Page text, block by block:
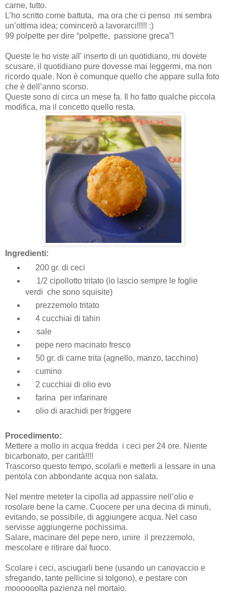
carne, tutto.
L’ho scritto come battuta, ma ora che ci penso mi sembra
un’ottima idea; comincerò a lavorarci!!!!! :)
99 polpette per dire “polpette, passione greca”!
Queste le ho viste all' inserto di un quotidiano, mi dovete
scusare, il quotidiano pure dovesse mai leggermi, ma non
ricordo quale. Non è comunque quello che appare sulla foto
che è dell’anno scorso.
Queste sono di circa un mese fa. Il ho fatto qualche piccola
modifica, ma il concetto quello resta.
Ingredienti:
200 gr. di ceci
1/2 cipollotto tritato (io lascio sempre le foglie
verdi che sono squisite)
prezzemolo tritato
4 cucchiai di tahin
sale
pepe nero macinato fresco
50 gr. di carne trita (agnello, manzo, tacchino)
cumino
2 cucchiai di olio evo
farina per infarinare
olio di arachidi per friggere
Procedimento:
Mettere a mollo in acqua fredda i ceci per 24 ore. Niente
bicarbonato, per carità!!!!
Trascorso questo tempo, scolarli e metterli a lessare in una
pentola con abbondante acqua non salata.
Nel mentre meteter la cipolla ad appassire nell’olio e
rosolare bene la carne. Cuocere per una decina di minuti,
evitando, se possibile, di aggiungere acqua. Nel caso
servisse aggiungerne pochissima.
Salare, macinare del pepe nero, unire il prezzemolo,
mescolare e ritirare dal fuoco.
Scolare i ceci, asciugarli bene (usando un canovaccio e
sfregando, tante pellicine si tolgono), e pestare con
moooooolta pazienza nel mortaio.